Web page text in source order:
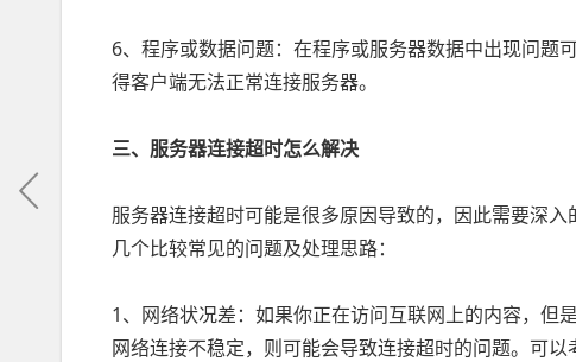
6、程序或数据问题：在程序或服务器数据中出现问题
得客户端无法正常连接服务器。
三、服务器连接超时怎么解决
服务器连接超时可能是很多原因导致的，因此需要深
几个比较常见的问题及处理思路：
1、网络状况差：如果你正在访问互联网上的内容，但
网络连接不稳定，则可能会导致连接超时的问题。可